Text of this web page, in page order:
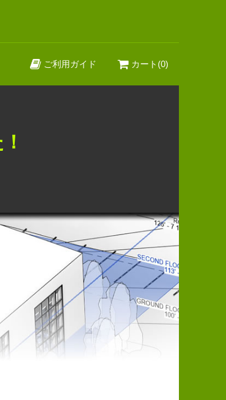
ご利用ガイド カート(0)